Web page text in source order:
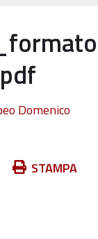
Domenico
STAMPA